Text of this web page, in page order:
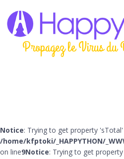
Propagez le Virus du
Notice: Trying to get property
/home/kfptoki/_HAPPYTHON/
on line9Notice: Trying to get